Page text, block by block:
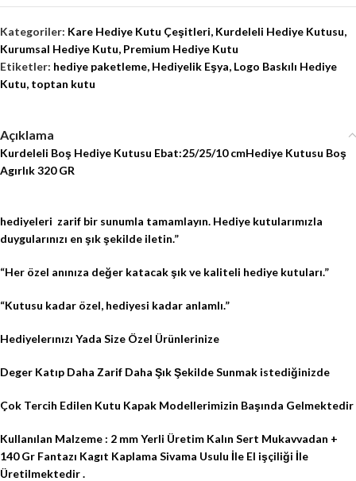
Kategoriler: Kare Hediye Kutu Çeşitleri, Kurdeleli Hediye Kutusu,
Kurumsal Hediye Kutu, Premium Hediye Kutu
Etiketler: hediye paketleme, Hediyelik Eşya, Logo Baskılı Hediye
Kutu, toptan kutu
Açıklama
Kurdeleli Boş Hediye Kutusu Ebat:25/25/10 cmHediye Kutusu Boş
Agırlık 320 GR
hediyeleri zarif bir sunumla tamamlayın. Hediye kutularımızla
duygularınızı en şık şekilde iletin.”
“Her özel anınıza değer katacak şık ve kaliteli hediye kutuları.”
“Kutusu kadar özel, hediyesi kadar anlamlı.”
Hediyelerınızı Yada Size Özel Ürünlerinize
Deger Katıp Daha Zarif Daha Şık Şekilde Sunmak istediğinizde
Çok Tercih Edilen Kutu Kapak Modellerimizin Başında Gelmektedir
Kullanılan Malzeme : 2 mm Yerli Üretim Kalın Sert Mukavvadan +
140 Gr Fantazı Kagıt Kaplama Sivama Usulu İle El işçiliği İle
Üretilmektedir .